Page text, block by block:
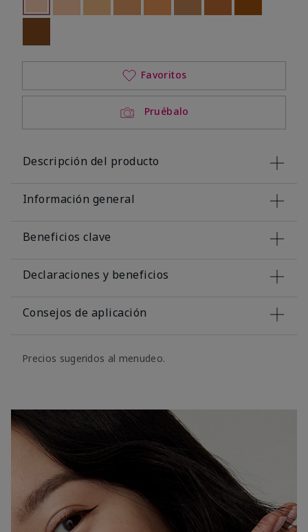
seleccionado
Out of stock
Pruébalo
Favoritos
Descripción del producto
Información general
Beneficios clave
Declaraciones y beneficios
Consejos de aplicación
Precios sugeridos al menudeo.